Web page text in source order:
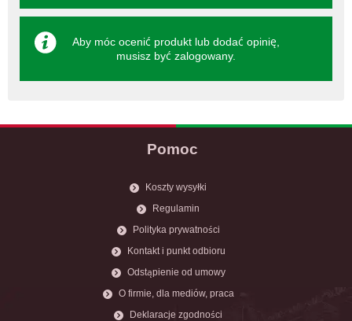
Aby móc ocenić produkt lub dodać opinię,
musisz być zalogowany.
Pomoc
Koszty wysyłki
Regulamin
Polityka prywatności
Kontakt i punkt odbioru
Odstąpienie od umowy
O firmie, dla mediów, praca
Deklaracje zgodności